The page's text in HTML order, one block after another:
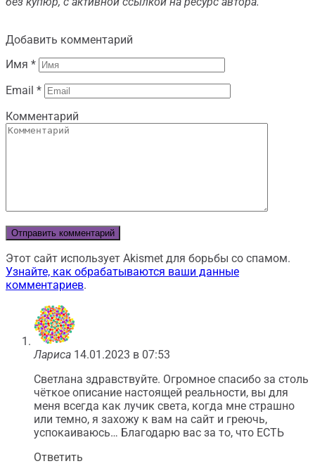
Добавить комментарий
Имя *
Email *
Комментарий
Этот сайт использует Akismet для борьбы со спамом.
Узнайте, как обрабатываются ваши данные
комментариев.
Лариса 14.01.2023 в 07:53
Светлана здравствуйте. Огромное спасибо за столь
чёткое описание настоящей реальности, вы для
меня всегда как лучик света, когда мне страшно
или темно, я захожу к вам на сайт и греючь,
успокаиваюсь… Благодарю вас за то, что ЕСТЬ
Ответить